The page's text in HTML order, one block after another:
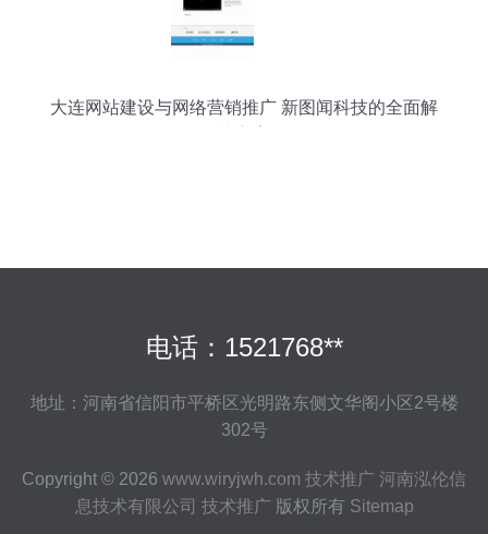
大连网站建设与网络营销推广 新图闻科技的全面解
电话：1521768**
地址：河南省信阳市平桥区光明路东侧文华阁小区2号楼
302号
Copyright © 2026 www.wiryjwh.com 技术推广 河南泓伦信
息技术有限公司 技术推广 版权所有 Sitemap